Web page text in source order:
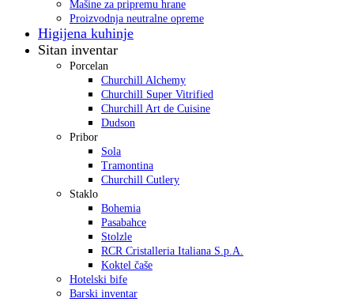
Mašine za pripremu hrane
Proizvodnja neutralne opreme
Higijena kuhinje
Sitan inventar
Porcelan
Churchill Alchemy
Churchill Super Vitrified
Churchill Art de Cuisine
Dudson
Pribor
Sola
Tramontina
Churchill Cutlery
Staklo
Bohemia
Pasabahce
Stolzle
RCR Cristalleria Italiana S.p.A.
Koktel čaše
Hotelski bife
Barski inventar